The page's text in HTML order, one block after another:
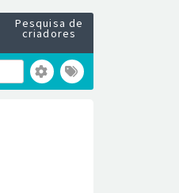
Pesquisa de
criadores